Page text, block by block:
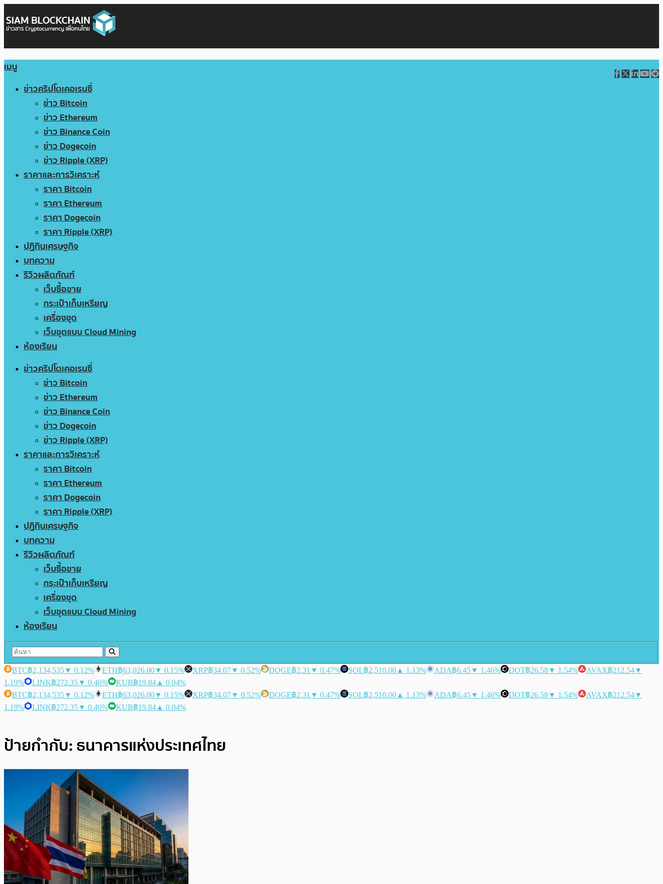
เมนู
ข่าวคริปโตเคอเรนซี่
ข่าว Bitcoin
ข่าว Ethereum
ข่าว Binance Coin
ข่าว Dogecoin
ข่าว Ripple (XRP)
ราคาและการวิเคราะห์
ราคา Bitcoin
ราคา Ethereum
ราคา Dogecoin
ราคา Ripple (XRP)
ปฏิทินเศรษฐกิจ
บทความ
รีวิวผลิตภัณฑ์
เว็บซื้อขาย
กระเป๋าเก็บเหรียญ
เครื่องขุด
เว็บขุดแบบ Cloud Mining
ห้องเรียน
ข่าวคริปโตเคอเรนซี่
ข่าว Bitcoin
ข่าว Ethereum
ข่าว Binance Coin
ข่าว Dogecoin
ข่าว Ripple (XRP)
ราคาและการวิเคราะห์
ราคา Bitcoin
ราคา Ethereum
ราคา Dogecoin
ราคา Ripple (XRP)
ปฏิทินเศรษฐกิจ
บทความ
รีวิวผลิตภัณฑ์
เว็บซื้อขาย
กระเป๋าเก็บเหรียญ
เครื่องขุด
เว็บขุดแบบ Cloud Mining
ห้องเรียน
BTC฿2,134,535▼ 0.12% ETH฿63,026.00▼ 0.15% XRP฿34.07▼ 0.52% DOGE฿2.31 ▼ 0.47% SOL฿2,510.00 ▲ 1.13% ADA฿6.45▼ 1.46% DOT฿26.58▼ 1.54% AVAX฿212.54▼
1.19%
LINK฿272.35▼ 0.46% KUB฿19.84 ▲ 0.04%
BTC฿2,134,535▼ 0.12% ETH฿63,026.00▼ 0.15% XRP฿34.07▼ 0.52% DOGE฿2.31 ▼ 0.47% SOL฿2,510.00 ▲ 1.13% ADA฿6.45▼ 1.46% DOT฿26.58▼ 1.54% AVAX฿212.54▼
1.19%
LINK฿272.35▼ 0.46% KUB฿19.84 ▲ 0.04%
ป้ายกำกับ: ธนาคารแห่งประเทศไทย